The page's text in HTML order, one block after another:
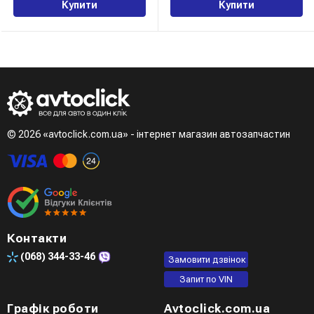
Купити Купити
© 2026 «avtoclick.com.ua» - інтернет магазин автозапчастин
Контакти
(068) 344-33-46
Замовити дзвінок
Запит по VIN
Графік роботи Avtoclick.com.ua